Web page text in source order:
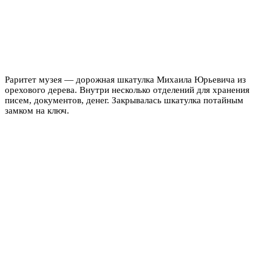
Раритет музея — дорожная шкатулка Михаила Юрьевича из
орехового дерева. Внутри несколько отделений для хранения
писем, документов, денег. Закрывалась шкатулка потайным
замком на ключ.